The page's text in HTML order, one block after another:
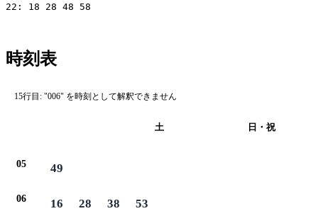
22: 18 28 48 58
時刻表
15行目: "006" を時刻として解釈できません
土 日・祝
05 49
06 16 28 38 53